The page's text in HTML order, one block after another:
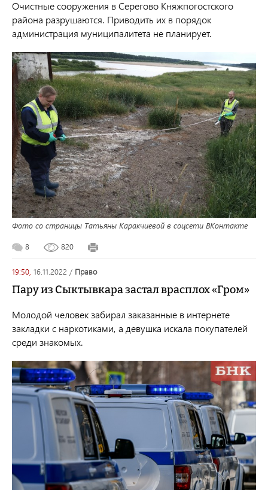
Очистные сооружения в Серегово Княжпогостского
района разрушаются. Приводить их в порядок
администрация муниципалитета не планирует.
Фото со страницы Татьяны Каракчиевой в соцсети ВКонтакте
8 820
19:50, 16.11.2022 / право
Пару из Сыктывкара застал врасплох «Гром»
Молодой человек забирал заказанные в интернете
закладки с наркотиками, а девушка искала покупателей
среди знакомых.